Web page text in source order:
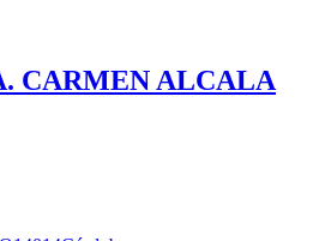
CARMEN ALCALA